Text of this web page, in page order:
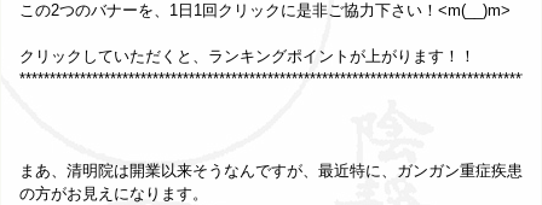
この2つのバナーを、1日1回クリックに是非ご協力下さい！<m(__)m>
クリックしていただくと、ランキングポイントが上がります！！
まあ、清明院は開業以来そうなんですが、最近特に、ガンガン重症疾患
の方がお見えになります。